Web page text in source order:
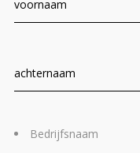
Bedrijfsnaam